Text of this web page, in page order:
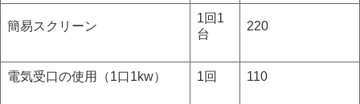
簡易スクリーン
1回1
台
220
電気受口の使用（1口1kw） 1回 110